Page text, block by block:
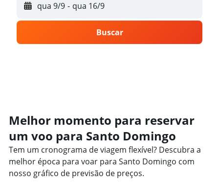
qua 9/9 - qua 16/9
Buscar
Melhor momento para reservar
um voo para Santo Domingo
Tem um cronograma de viagem flexível? Descubra a
melhor época para voar para Santo Domingo com
nosso gráfico de previsão de preços.